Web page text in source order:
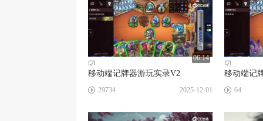
☑
06:14
移动端记牌器游玩实录V2
29734 2025-12-01
☑
移动端记
64